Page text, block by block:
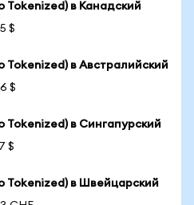
Tokenized) в Канадский
$
Tokenized) в Австралийский
$
Tokenized) в Сингапурский
$
Tokenized) в Швейцарский